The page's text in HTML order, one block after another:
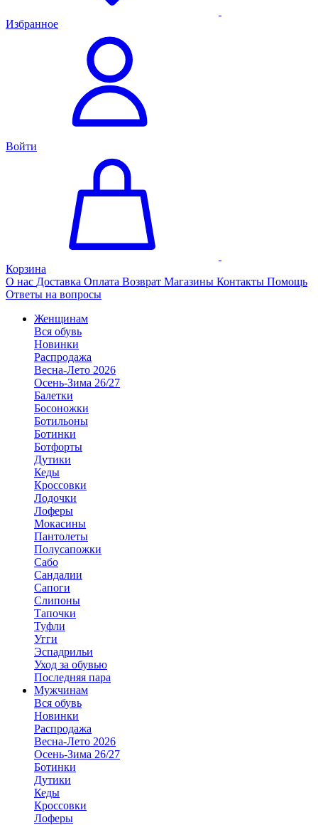
Избранное
Войти
Корзина
О нас Доставка Оплата Возврат Магазины Контакты Помощь
Ответы на вопросы
Женщинам
Вся обувь
Новинки
Распродажа
Весна-Лето 2026
Осень-Зима 26/27
Балетки
Босоножки
Ботильоны
Ботинки
Ботфорты
Дутики
Кеды
Кроссовки
Лодочки
Лоферы
Мокасины
Пантолеты
Полусапожки
Сабо
Сандалии
Сапоги
Слипоны
Тапочки
Туфли
Угги
Эспадрильи
Уход за обувью
Последняя пара
Мужчинам
Вся обувь
Новинки
Распродажа
Весна-Лето 2026
Осень-Зима 26/27
Ботинки
Дутики
Кеды
Кроссовки
Лоферы